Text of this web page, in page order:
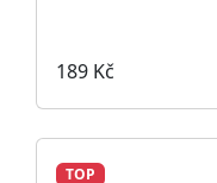
189 Kč
TOP